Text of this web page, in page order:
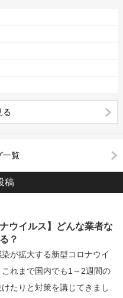
る
一覧
稿
ナウイルス】どんな業者な
？
が拡大する新型コロナウイ
これまで国内でも1～2週間の
たりと対策を講じてきまし